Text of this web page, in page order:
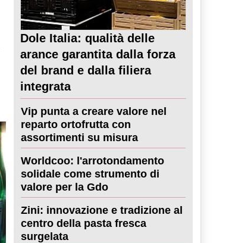
Dole Italia: qualità delle
arance garantita dalla forza
del brand e dalla filiera
integrata
Vip punta a creare valore nel
reparto ortofrutta con
assortimenti su misura
Worldcoo: l'arrotondamento
solidale come strumento di
valore per la Gdo
Zini: innovazione e tradizione al
centro della pasta fresca
surgelata